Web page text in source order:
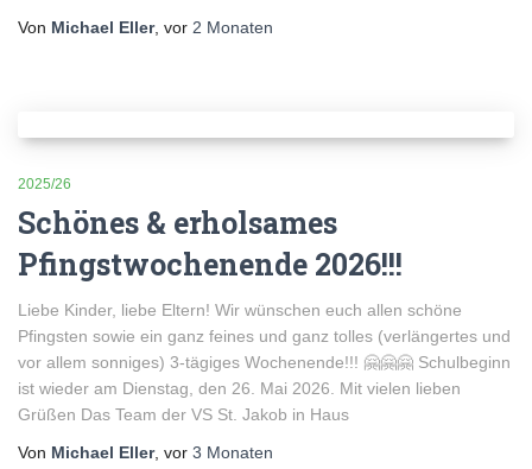
Von Michael Eller, vor 2 Monaten
2025/26
Schönes & erholsames
Pfingstwochenende 2026!!!
Liebe Kinder, liebe Eltern! Wir wünschen euch allen schöne
Pfingsten sowie ein ganz feines und ganz tolles (verlängertes und
vor allem sonniges) 3-tägiges Wochenende!!! 🤗🤗🤗 Schulbeginn
ist wieder am Dienstag, den 26. Mai 2026. Mit vielen lieben
Grüßen Das Team der VS St. Jakob in Haus
Von Michael Eller, vor 3 Monaten